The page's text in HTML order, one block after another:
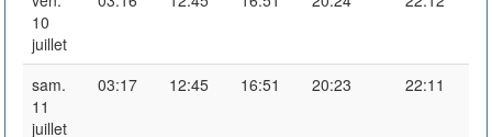
10
juillet
sam.
11
juillet
03:17 12:45 16:51 20:23 22:11